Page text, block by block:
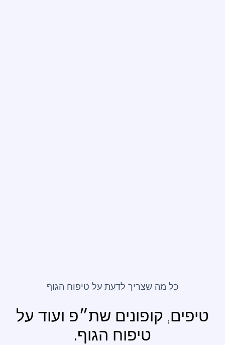
כל מה שצריך לדעת על טיפוח הגוף
טיפים, קופונים שת״פ ועוד על
טיפוח הגוף.